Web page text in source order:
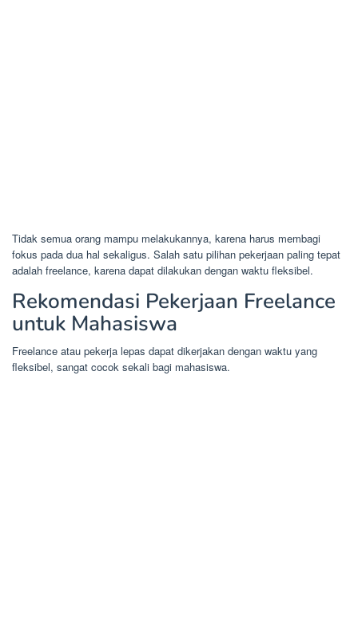
Tidak semua orang mampu melakukannya, karena harus membagi
fokus pada dua hal sekaligus. Salah satu pilihan pekerjaan paling tepat
adalah freelance, karena dapat dilakukan dengan waktu fleksibel.
Rekomendasi Pekerjaan Freelance
untuk Mahasiswa
Freelance atau pekerja lepas dapat dikerjakan dengan waktu yang
fleksibel, sangat cocok sekali bagi mahasiswa.